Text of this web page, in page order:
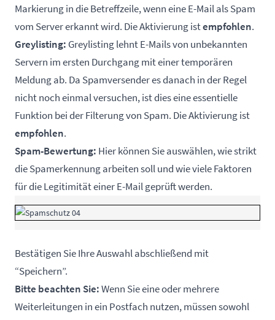
Markierung in die Betreffzeile, wenn eine E-Mail als Spam
vom Server erkannt wird. Die Aktivierung istempfohlen.
Greylisting: Greylisting lehnt E-Mails von unbekannten
Servern im ersten Durchgang mit einer temporären
Meldung ab. Da Spamversender es danach in der Regel
nicht noch einmal versuchen, ist dies eine essentielle
Funktion bei der Filterung von Spam. Die Aktivierung ist
empfohlen.
Spam-Bewertung: Hier können Sie auswählen, wie strikt
die Spamerkennung arbeiten soll und wie viele Faktoren
für die Legitimität einer E-Mail geprüft werden.
Bestätigen Sie Ihre Auswahl abschließend mit
“Speichern”.
Bitte beachten Sie:Wenn Sie eine oder mehrere
Weiterleitungen in ein Postfach nutzen, müssen sowohl